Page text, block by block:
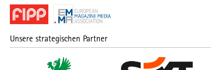
Unsere strategischen Partner